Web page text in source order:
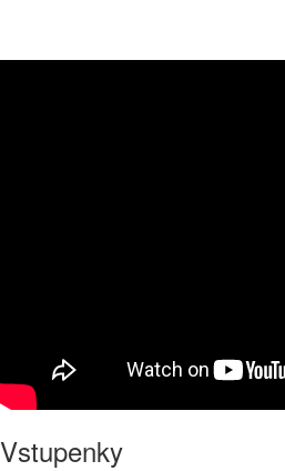
Vstupenky